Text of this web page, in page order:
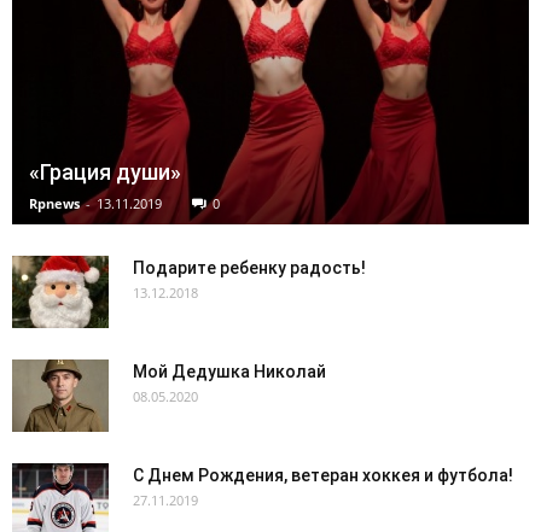
«Грация души»
Rpnews - 13.11.2019 0
Подарите ребенку радость!
13.12.2018
Мой Дедушка Николай
08.05.2020
С Днем Рождения, ветеран хоккея и футбола!
27.11.2019